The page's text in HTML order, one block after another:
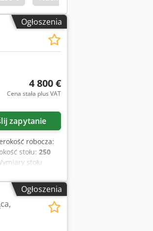
Ncs
Ogłoszenia
4 800 €
Cena stała plus VAT
zapytanie
robocza:
stołu: 250
stołu
mm²: 6 mm
KOD
Ogłoszenia